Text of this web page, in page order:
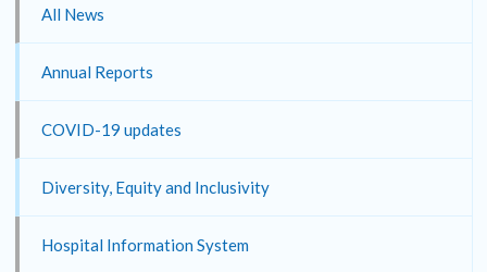
All News
Annual Reports
COVID-19 updates
Diversity, Equity and Inclusivity
Hospital Information System